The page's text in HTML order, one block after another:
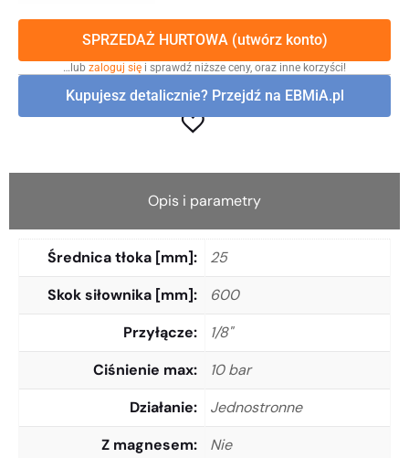
SPRZEDAŻ HURTOWA (utwórz konto)
…lub zaloguj się i sprawdź niższe ceny, oraz inne korzyści!
Kupujesz detalicznie? Przejdź na EBMiA.pl
Opis i parametry
Średnica tłoka [mm]
25
Skok siłownika [mm]
600
Przyłącze
1/8"
Ciśnienie max
10 bar
Działanie
Jednostronne
Z magnesem
Nie